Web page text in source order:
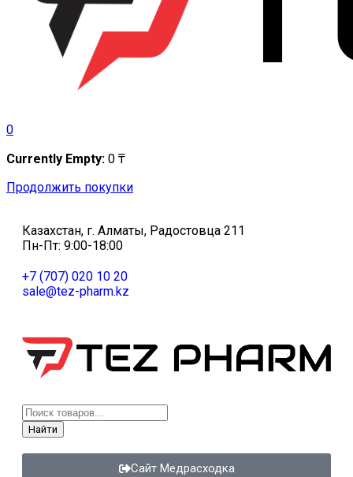
0
Currently Empty: 0 ₸
Продолжить покупки
Казахстан, г. Алматы, Радостовца 211
Пн-Пт: 9:00-18:00
+7 (707) 020 10 20
sale@tez-pharm.kz
Найти
Сайт Медрасходка